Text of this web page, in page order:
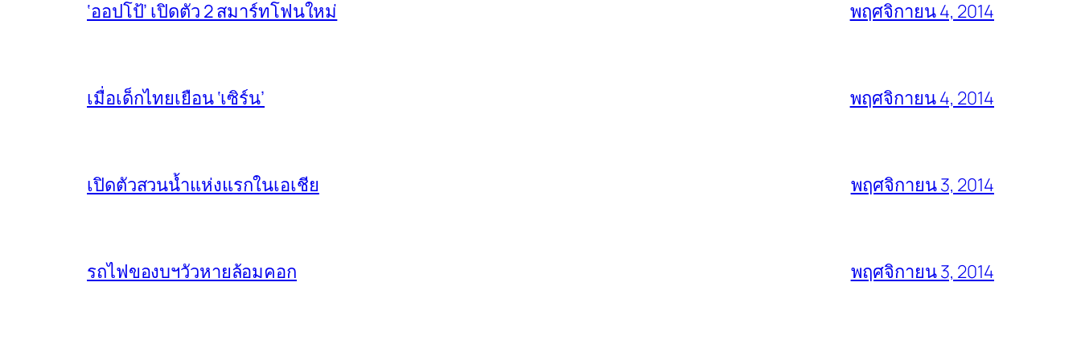
‘ออปโป้’ เปิดตัว 2 สมาร์ทโฟนใหม่ พฤศจิกายน 4, 2014
เมื่อเด็กไทยเยือน ‘เซิร์น’ พฤศจิกายน 4, 2014
เปิดตัวสวนน้ำแห่งแรกในเอเชีย พฤศจิกายน 3, 2014
รถไฟของบฯวัวหายล้อมคอก พฤศจิกายน 3, 2014